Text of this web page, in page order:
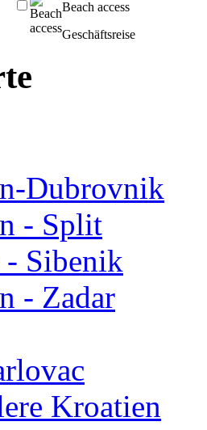
Beach access
Geschäftsreise
Dubrovnik
- Split
Sibenik
- Zadar
Kroatien